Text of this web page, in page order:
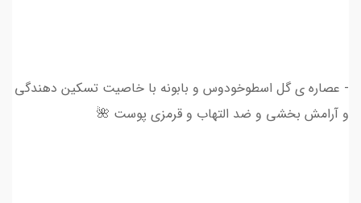
- عصاره ی گل اسطوخودوس و بابونه با خاصیت تسکین دهندگی
و آرامش بخشی و ضد التهاب و قرمزی پوست 🌺